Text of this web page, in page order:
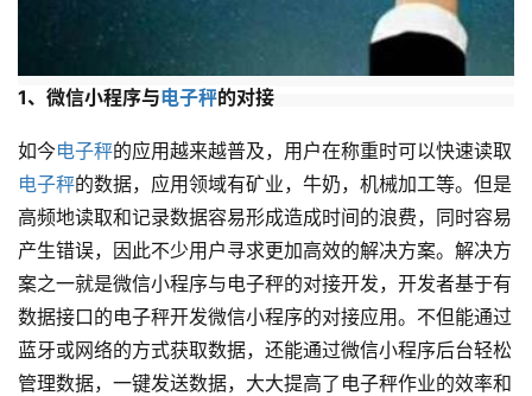
1、微信小程序与电子秤的对接
如今电子秤的应用越来越普及，用户在称重时可以快速读取
电子秤的数据，应用领域有矿业，牛奶，机械加工等。但是
高频地读取和记录数据容易形成造成时间的浪费，同时容易
产生错误，因此不少用户寻求更加高效的解决方案。解决方
案之一就是微信小程序与电子秤的对接开发，开发者基于有
数据接口的电子秤开发微信小程序的对接应用。不但能通过
蓝牙或网络的方式获取数据，还能通过微信小程序后台轻松
管理数据，一键发送数据，大大提高了电子秤作业的效率和